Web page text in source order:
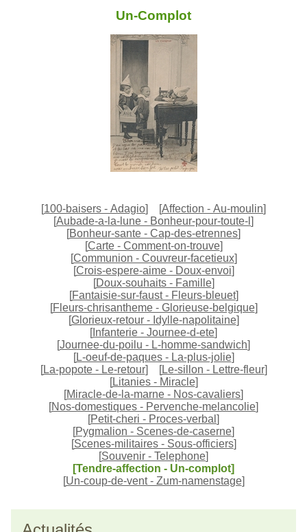
Un-Complot
[100-baisers - Adagio] [Affection - Au-moulin]
[Aubade-a-la-lune - Bonheur-pour-toute-l ]
[Bonheur-sante - Cap-des-etrennes]
[Carte - Comment-on-trouve]
[Communion - Couvreur-facetieux]
[Crois-espere-aime - Doux-envoi]
[Doux-souhaits - Famille]
[Fantaisie-sur-faust - Fleurs-bleuet]
[Fleurs-chrisantheme - Glorieuse-belgique]
[Glorieux-retour - Idylle-napolitaine]
[Infanterie - Journee-d-ete]
[Journee-du-poilu - L-homme-sandwich]
[L-oeuf-de-paques - La-plus-jolie]
[La-popote - Le-retour] [Le-sillon - Lettre-fleur]
[Litanies - Miracle]
[Miracle-de-la-marne - Nos-cavaliers]
[Nos-domestiques - Pervenche-melancolie]
[Petit-cheri - Proces-verbal ]
[Pygmalion - Scenes-de-caserne]
[Scenes-militaires - Sous-officiers]
[Souvenir - Telephone]
[Tendre-affection - Un-complot]
[Un-coup-de-vent - Zum-namenstage]